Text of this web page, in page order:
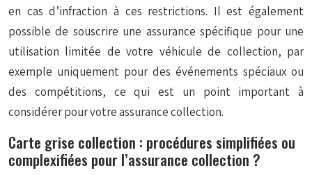
en cas d’infraction à ces restrictions. Il est également
possible de souscrire une assurance spécifique pour une
utilisation limitée de votre véhicule de collection, par
exemple uniquement pour des événements spéciaux ou
des compétitions, ce qui est un point important à
considérer pour votre assurance collection.
Carte grise collection : procédures simplifiées ou
complexifiées pour l’assurance collection ?